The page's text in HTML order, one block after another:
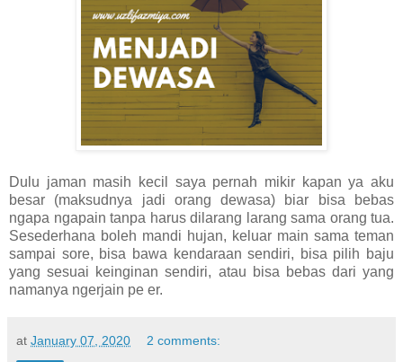
Dulu jaman masih kecil saya pernah mikir kapan ya aku
besar (maksudnya jadi orang dewasa) biar bisa bebas
ngapa ngapain tanpa harus dilarang larang sama orang tua.
Sesederhana boleh mandi hujan, keluar main sama teman
sampai sore, bisa bawa kendaraan sendiri, bisa pilih baju
yang sesuai keinginan sendiri, atau bisa bebas dari yang
namanya ngerjain pe er.
at January 07, 2020 2 comments: